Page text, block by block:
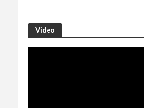
Video